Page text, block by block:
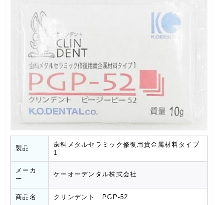
製品
歯科メタルセラミック修復用貴金属材料タイプ
1
メーカ
ー
ケーオーデンタル株式会社
商品名 クリンデント PGP-52